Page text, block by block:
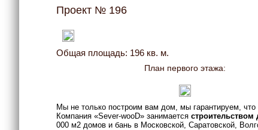
Проект № 196
Общая площадь: 196 кв. м.
План первого этажа:
Мы не только построим вам дом, мы гарантируем,
Компания «Sever-wooD» занимается
000 м2 домов и бань в Московской, Саратовской,